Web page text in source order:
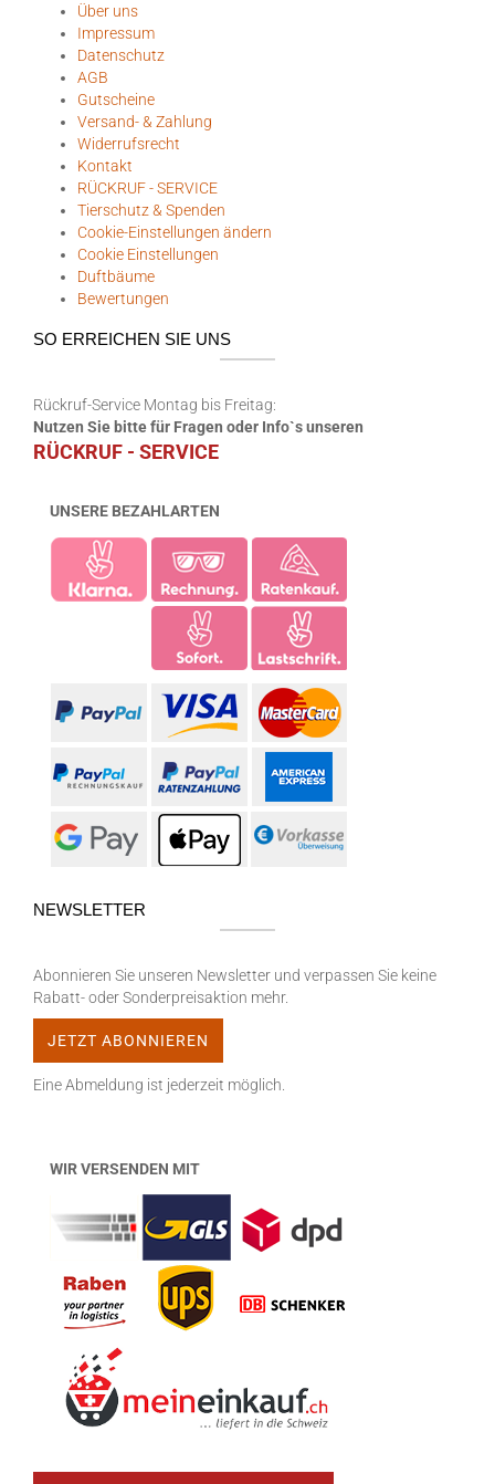
Über uns
Impressum
Datenschutz
AGB
Gutscheine
Versand- & Zahlung
Widerrufsrecht
Kontakt
RÜCKRUF - SERVICE
Tierschutz & Spenden
Cookie-Einstellungen ändern
Cookie Einstellungen
Duftbäume
Bewertungen
SO ERREICHEN SIE UNS
Rückruf-Service Montag bis Freitag:
Nutzen Sie bitte für Fragen oder Info`s unseren
RÜCKRUF - SERVICE
UNSERE BEZAHLARTEN
NEWSLETTER
Abonnieren Sie unseren Newsletter und verpassen Sie keine
Rabatt- oder Sonderpreisaktion mehr.
Eine Abmeldung ist jederzeit möglich.
WIR VERSENDEN MIT